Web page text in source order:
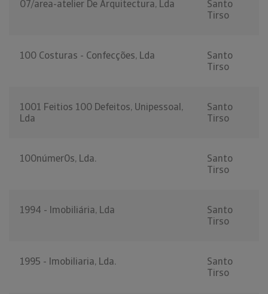
07/area-atelier De Arquitectura, Lda
Santo
Tirso
100 Costuras - Confecções, Lda
Santo
Tirso
1001 Feitios 100 Defeitos, Unipessoal,
Lda
Santo
Tirso
100númer0s, Lda.
Santo
Tirso
1994 - Imobiliária, Lda
Santo
Tirso
1995 - Imobiliaria, Lda.
Santo
Tirso